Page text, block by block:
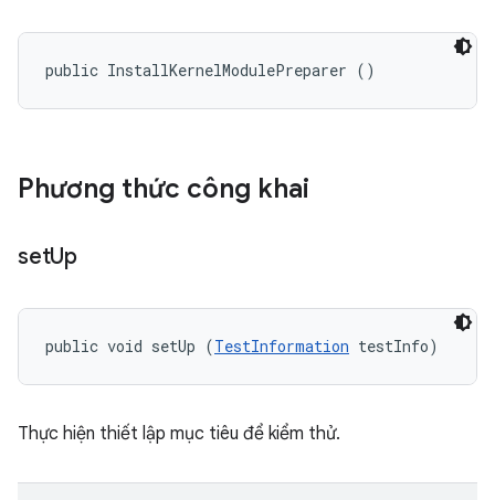
public InstallKernelModulePreparer ()
Phương thức công khai
setUp
public void setUp (TestInformation testInfo)
Thực hiện thiết lập mục tiêu để kiểm thử.